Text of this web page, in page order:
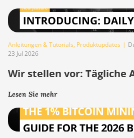
Anleitungen & Tutorials, Produktupdates |
23 Jul 2026
Wir stellen vor: Tägliche
Lesen Sie mehr